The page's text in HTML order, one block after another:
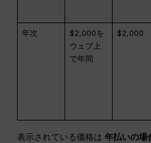
年次
$2,000を
ウェブ上
で年間
$2,000
表示されている価格は年払いの場